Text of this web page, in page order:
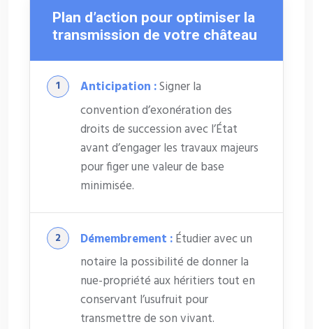
Plan d’action pour optimiser la
transmission de votre château
Anticipation :Signer la
convention d’exonération des
droits de succession avec l’État
avant d’engager les travaux majeurs
pour figer une valeur de base
minimisée.
Démembrement :Étudier avec un
notaire la possibilité de donner la
nue-propriété aux héritiers tout en
conservant l’usufruit pour
transmettre de son vivant.